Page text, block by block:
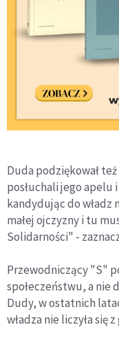
Duda podziękował
posłuchali jego apelu
kandydując do władz
małej ojczyzny i tu
Solidarności" -
Przewodniczący "S"
społeczeństwu, a nie
Dudy, w ostatnich
władza nie liczyła się